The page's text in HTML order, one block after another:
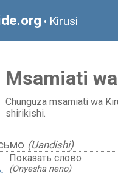
• Kirusi
Msamiati
Chunguza msamiati wa
shirikishi.
(Uandishi)
Показать слово
(Onyesha neno)